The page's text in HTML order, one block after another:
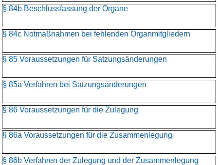
§ 84b Beschlussfassung der Organe
§ 84c Notmaßnahmen bei fehlenden Organmitgliedern
§ 85 Voraussetzungen für Satzungsänderungen
§ 85a Verfahren bei Satzungsänderungen
§ 86 Voraussetzungen für die Zulegung
§ 86a Voraussetzungen für die Zusammenlegung
§ 86b Verfahren der Zulegung und der Zusammenlegung